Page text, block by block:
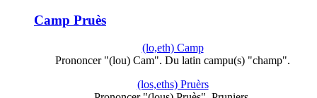
Camp Pruès
(lo,eth) Camp
Prononcer "(lou) Cam". Du latin campu(s) "champ".
(los,eths) Pruèrs